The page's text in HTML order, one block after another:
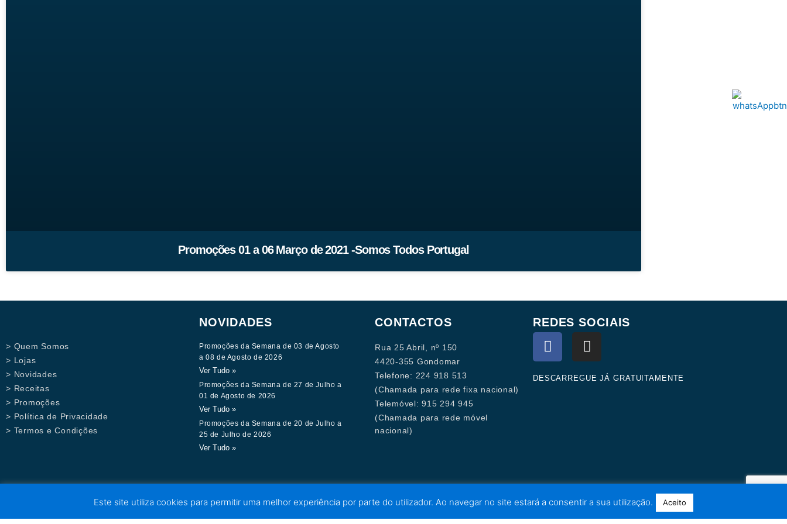
Promoções 01 a 06 Março de 2021 -Somos Todos Portugal
> Quem Somos
> Lojas
> Novidades
> Receitas
> Promoções
> Política de Privacidade
> Termos e Condições
NOVIDADES
Promoções da Semana de 03 de Agosto
a 08 de Agosto de 2026
Ver Tudo »
Promoções da Semana de 27 de Julho a
01 de Agosto de 2026
Ver Tudo »
Promoções da Semana de 20 de Julho a
25 de Julho de 2026
Ver Tudo »
CONTACTOS
Rua 25 Abril, nº 150
4420-355 Gondomar
Telefone: 224 918 513
(Chamada para rede fixa nacional)
Telemóvel: 915 294 945
(Chamada para rede móvel
nacional)
REDES SOCIAIS
F
a
c
e
I
n
s
t
DESCARREGUE JÁ GRATUITAMENTE
Este site utiliza cookies para permitir uma melhor experiência por parte do utilizador. Ao navegar no site estará a consentir a sua utilização. Aceito